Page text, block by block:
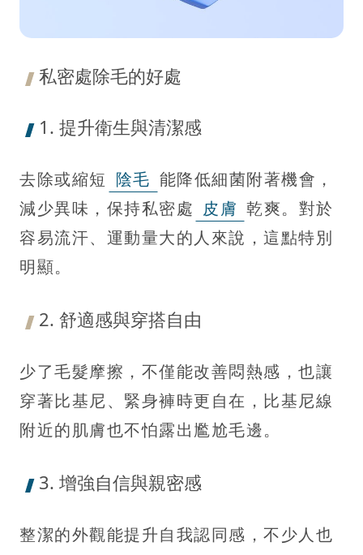
私密處除毛的好處
1. 提升衛生與清潔感
去除或縮短 陰毛 能降低細菌附著機會，
減少異味，保持私密處 皮膚 乾爽。對於
容易流汗、運動量大的人來說，這點特別
明顯。
2. 舒適感與穿搭自由
少了毛髮摩擦，不僅能改善悶熱感，也讓
穿著比基尼、緊身褲時更自在，比基尼線
附近的肌膚也不怕露出尷尬毛邊。
3. 增強自信與親密感
整潔的外觀能提升自我認同感，不少人也